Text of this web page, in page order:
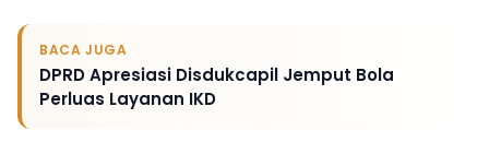
BACA JUGA
DPRD Apresiasi Disdukcapil Jemput Bola
Perluas Layanan IKD